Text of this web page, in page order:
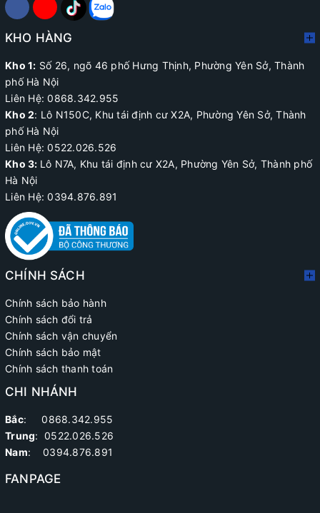
KHO HÀNG
Kho 1: Số 26, ngõ 46 phố Hưng Thịnh, Phường Yên Sở, Thành
phố Hà Nội
Liên Hệ: 0868.342.955
Kho 2: Lô N150C, Khu tái định cư X2A, Phường Yên Sở, Thành
phố Hà Nội
Liên Hệ:0522.026.526
Kho 3: Lô N7A, Khu tái định cư X2A, Phường Yên Sở, Thành phố
Hà Nội
Liên Hệ: 0394.876.891
CHÍNH SÁCH
Chính sách bảo hành
Chính sách đổi trả
Chính sách vận chuyển
Chính sách bảo mật
Chính sách thanh toán
CHI NHÁNH
Bắc: 0868.342.955
Trung: 0522.026.526
Nam: 0394.876.891
FANPAGE